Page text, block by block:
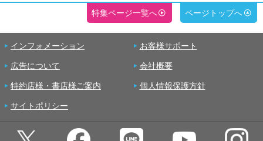
特集ページ一覧へ ページトップへ
インフォメーション お客様サポート
広告について 会社概要
特約店様・書店様ご案内 個人情報保護方針
サイトポリシー